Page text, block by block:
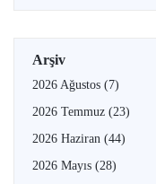
Arşiv
2026 Ağustos (7)
2026 Temmuz (23)
2026 Haziran (44)
2026 Mayıs (28)